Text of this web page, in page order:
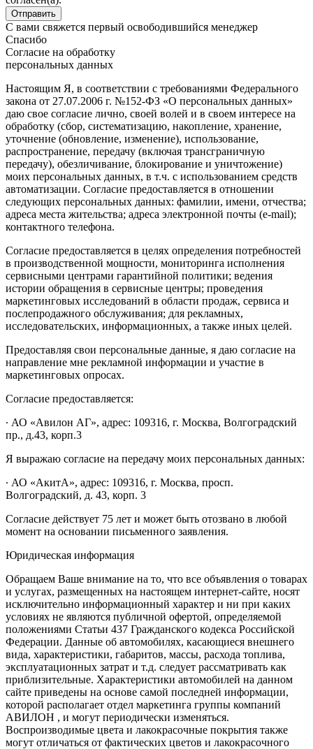
С вами свяжется первый освободившийся менеджер
Спасибо
Согласие на обработку
персональных данных
Настоящим Я, в соответствии с требованиями Федерального
закона от 27.07.2006 г. №152-ФЗ «О персональных данных»
даю свое согласие лично, своей волей и в своем интересе на
обработку (сбор, систематизацию, накопление, хранение,
уточнение (обновление, изменение), использование,
распространение, передачу (включая трансграничную
передачу), обезличивание, блокирование и уничтожение)
моих персональных данных, в т.ч. с использованием средств
автоматизации. Согласие предоставляется в отношении
следующих персональных данных: фамилии, имени, отчества;
адреса места жительства; адреса электронной почты (e-mail);
контактного телефона.
Согласие предоставляется в целях определения потребностей
в производственной мощности, мониторинга исполнения
сервисными центрами гарантийной политики; ведения
истории обращения в сервисные центры; проведения
маркетинговых исследований в области продаж, сервиса и
послепродажного обслуживания; для рекламных,
исследовательских, информационных, а также иных целей.
Предоставляя свои персональные данные, я даю согласие на
направление мне рекламной информации и участие в
маркетинговых опросах.
Согласие предоставляется:
∙ АО «Авилон АГ», адрес: 109316, г. Москва, Волгоградский
пр., д.43, корп.3
Я выражаю согласие на передачу моих персональных данных:
∙ АО «АкитА», адрес: 109316, г. Москва, просп.
Волгоградский, д. 43, корп. 3
Согласие действует 75 лет и может быть отозвано в любой
момент на основании письменного заявления.
Юридическая информация
Обращаем Ваше внимание на то, что все объявления о товарах
и услугах, размещенных на настоящем интернет-сайте, носят
исключительно информационный характер и ни при каких
условиях не являются публичной офертой, определяемой
положениями Статьи 437 Гражданского кодекса Российской
Федерации. Данные об автомобилях, касающиеся внешнего
вида, характеристики, габаритов, массы, расхода топлива,
эксплуатационных затрат и т.д. следует рассматривать как
приблизительные. Характеристики автомобилей на данном
сайте приведены на основе самой последней информации,
которой располагает отдел маркетинга группы компаний
АВИЛОН , и могут периодически изменяться.
Воспроизводимые цвета и лакокрасочные покрытия также
могут отличаться от фактических цветов и лакокрасочного